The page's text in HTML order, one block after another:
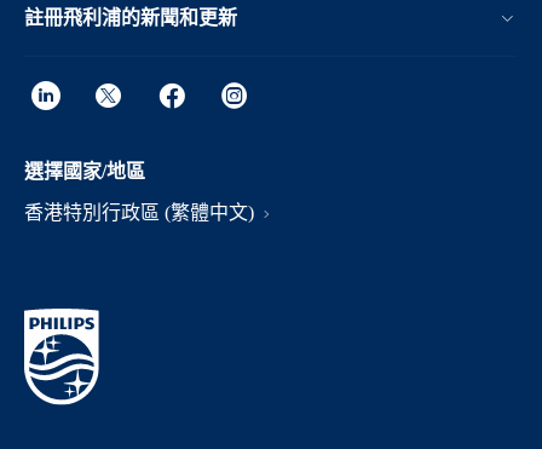
註冊飛利浦的新聞和更新
選擇國家/地區
香港特別行政區 (繁體中文)